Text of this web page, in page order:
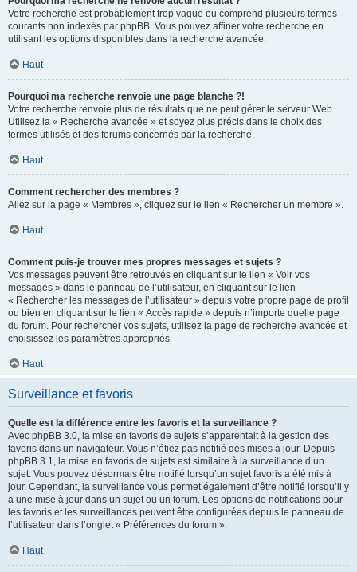
Votre recherche est probablement trop vague ou comprend plusieurs termes
courants non indexés par phpBB. Vous pouvez affiner votre recherche en
utilisant les options disponibles dans la recherche avancée.
Haut
Pourquoi ma recherche renvoie une page blanche ?!
Votre recherche renvoie plus de résultats que ne peut gérer le serveur Web.
Utilisez la « Recherche avancée » et soyez plus précis dans le choix des
termes utilisés et des forums concernés par la recherche.
Haut
Comment rechercher des membres ?
Allez sur la page « Membres », cliquez sur le lien « Rechercher un membre ».
Haut
Comment puis-je trouver mes propres messages et sujets ?
Vos messages peuvent être retrouvés en cliquant sur le lien « Voir vos
messages » dans le panneau de l’utilisateur, en cliquant sur le lien
« Rechercher les messages de l’utilisateur » depuis votre propre page de profil
ou bien en cliquant sur le lien « Accès rapide » depuis n’importe quelle page
du forum. Pour rechercher vos sujets, utilisez la page de recherche avancée et
choisissez les paramètres appropriés.
Haut
Surveillance et favoris
Quelle est la différence entre les favoris et la surveillance ?
Avec phpBB 3.0, la mise en favoris de sujets s’apparentait à la gestion des
favoris dans un navigateur. Vous n’étiez pas notifié des mises à jour. Depuis
phpBB 3.1, la mise en favoris de sujets est similaire à la surveillance d’un
sujet. Vous pouvez désormais être notifié lorsqu’un sujet favoris a été mis à
jour. Cependant, la surveillance vous permet également d’être notifié lorsqu’il y
a une mise à jour dans un sujet ou un forum. Les options de notifications pour
les favoris et les surveillances peuvent être configurées depuis le panneau de
l’utilisateur dans l’onglet « Préférences du forum ».
Haut